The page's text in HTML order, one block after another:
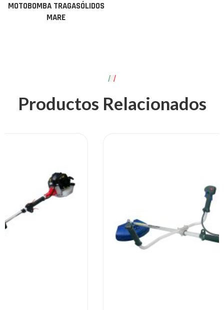
MOTOBOMBA TRAGASÓLIDOS
MARE
Productos Relacionados